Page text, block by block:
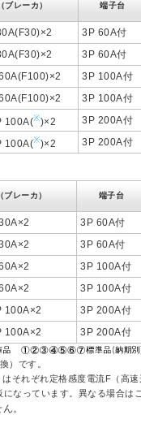
ブレーカ） 端子台
3P 60A付
3P 60A付
3P 100A付
3P 100A付
100A(※)×2
3P 200A付
100A(※)×2 3P 200A付
ブレーカ） 端子台
3P 60A付
3P 60A付
3P 100A付
3P 100A付
100A×2
3P 200A付
100A×2 3P 200A付
）です。
それぞれ定格感度電流F（高
なっています。異なる場合は
ん。